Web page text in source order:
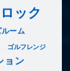
ック
ーム
ゴルフレンジ
ョン